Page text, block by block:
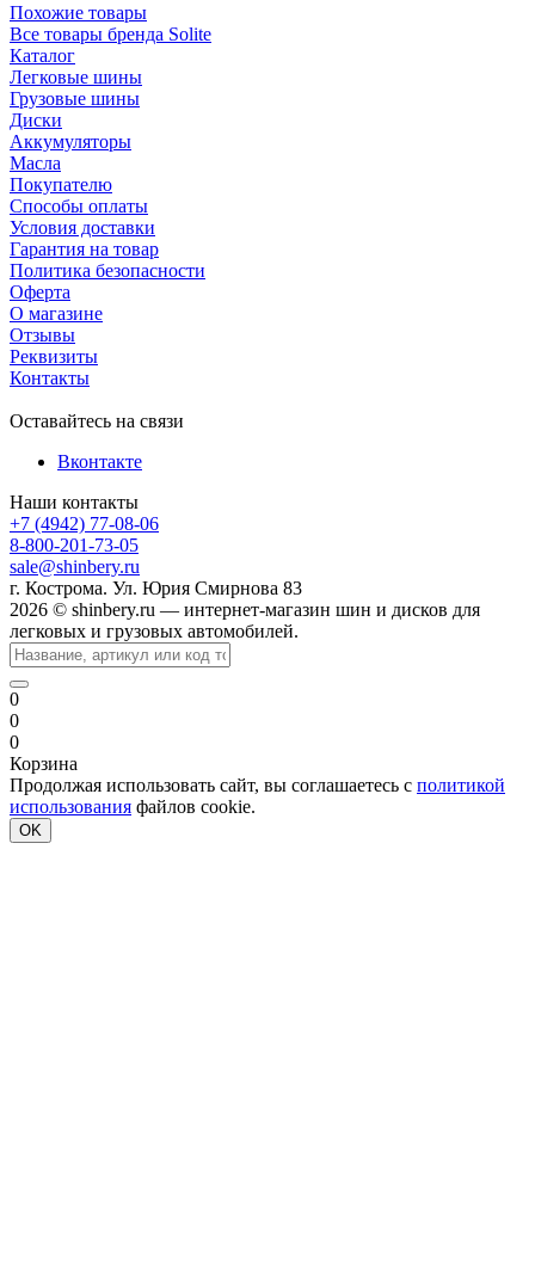
Похожие товары
Все товары бренда Solite
Каталог
Легковые шины
Грузовые шины
Диски
Аккумуляторы
Масла
Покупателю
Способы оплаты
Условия доставки
Гарантия на товар
Политика безопасности
Оферта
О магазине
Отзывы
Реквизиты
Контакты
Оставайтесь на связи
Вконтакте
Наши контакты
+7 (4942) 77-08-06
8-800-201-73-05
sale@shinbery.ru
г. Кострома. Ул. Юрия Смирнова 83
2026 © shinbery.ru — интернет-магазин шин и дисков для
легковых и грузовых автомобилей.
0
0
0
Корзина
Продолжая использовать сайт, вы соглашаетесь с политикой
использования файлов cookie.
OK